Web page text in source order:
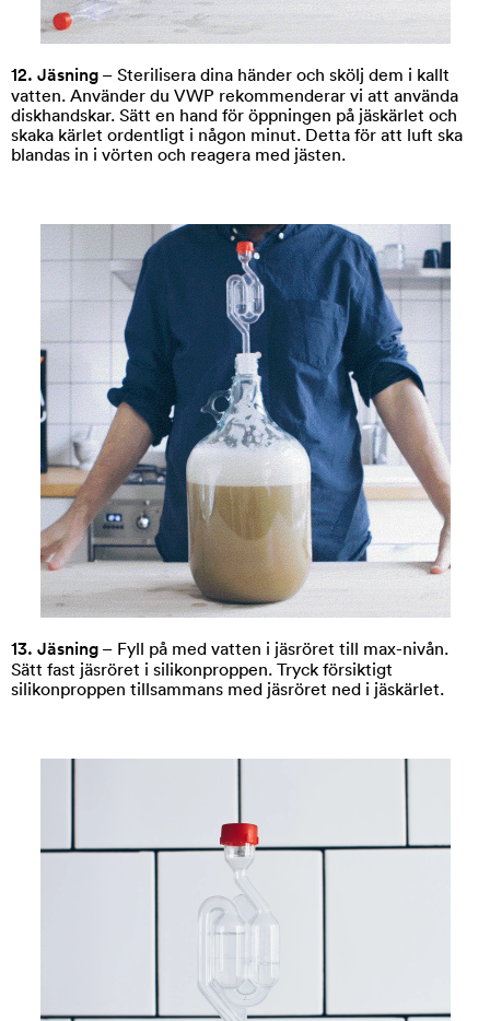
12. Jäsning – Sterilisera dina händer och skölj dem i kallt
vatten. Använder du VWP rekommenderar vi att använda
diskhandskar. Sätt en hand för öppningen på jäskärlet och
skaka kärlet ordentligt i någon minut. Detta för att luft ska
blandas in i vörten och reagera med jästen.
13. Jäsning – Fyll på med vatten i jäsröret till max-nivån.
Sätt fast jäsröret i silikonproppen. Tryck försiktigt
silikonproppen tillsammans med jäsröret ned i jäskärlet.